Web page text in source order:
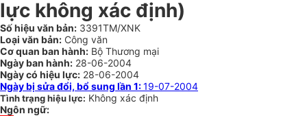
lực không xác định)
Số hiệu văn bản: 3391TM/XNK
Loại văn bản: Công văn
Cơ quan ban hành: Bộ Thương mại
Ngày ban hành: 28-06-2004
Ngày có hiệu lực: 28-06-2004
Ngày bị sửa đổi, bổ sung lần 1:19-07-2004
Tình trạng hiệu lực: Không xác định
Ngôn ngữ: